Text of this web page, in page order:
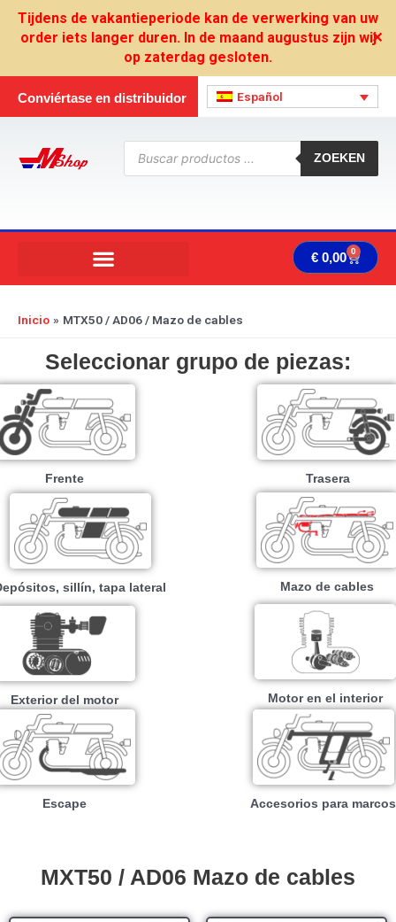
Tijdens de vakantieperiode kan de verwerking van uw
order iets langer duren. In de maand augustus zijn wij
op zaterdag gesloten.
✕
Conviértase en distribuidor Español
Búsqueda
productos
ZOEKEN
€ 0,00 0
Inicio MTX50 / AD06 / Mazo de cables
Seleccionar grupo de piezas:
Frente Trasera
sillín, tapa lateral Mazo de cables
Exterior del motor Motor en el interior
Escape Accesorios para marcos
MXT50 / AD06 Mazo de cables